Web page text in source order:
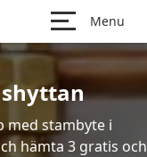
Menu
med stambyte i
hämta 3 gratis och